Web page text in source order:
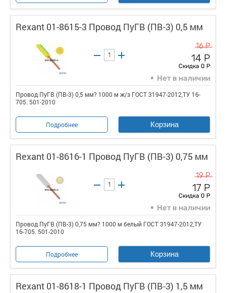
Rexant 01-8615-3 Провод ПуГВ (ПВ-3) 0,5 мм
16 Р
14 Р
Скидка 0 Р
Нет в наличии
Провод ПуГВ (ПВ-3) 0,5 мм? 1000 м ж/з ГОСТ 31947-2012,ТУ 16-
705. 501-2010
Подробнее Корзина
Rexant 01-8616-1 Провод ПуГВ (ПВ-3) 0,75 мм
19 Р
17 Р
Скидка 0 Р
Нет в наличии
Провод ПуГВ (ПВ-3) 0,75 мм? 1000 м белый ГОСТ 31947-2012,ТУ
16-705. 501-2010
Подробнее Корзина
Rexant 01-8618-1 Провод ПуГВ (ПВ-3) 1,5 мм